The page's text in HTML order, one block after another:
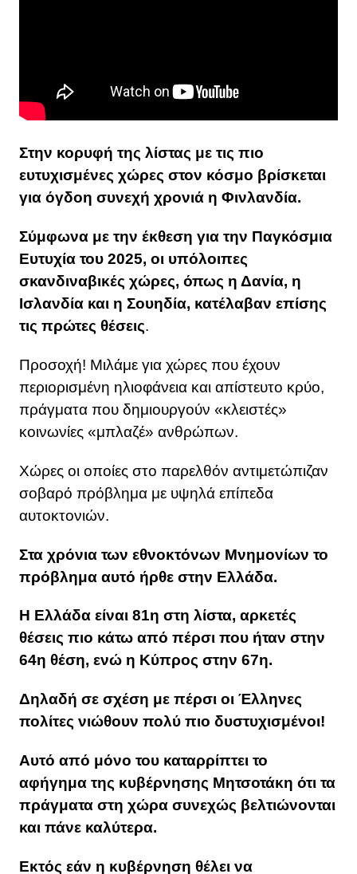
Στην κορυφή της λίστας με τις πιο
ευτυχισμένες χώρες στον κόσμο βρίσκεται
για όγδοη συνεχή χρονιά η Φινλανδία.
Σύμφωνα με την έκθεση για την Παγκόσμια
Ευτυχία του 2025, οι υπόλοιπες
σκανδιναβικές χώρες, όπως η Δανία, η
Ισλανδία και η Σουηδία, κατέλαβαν επίσης
τις πρώτες θέσεις.
Προσοχή! Μιλάμε για χώρες που έχουν
περιορισμένη ηλιοφάνεια και απίστευτο κρύο,
πράγματα που δημιουργούν «κλειστές»
κοινωνίες «μπλαζέ» ανθρώπων.
Χώρες οι οποίες στο παρελθόν αντιμετώπιζαν
σοβαρό πρόβλημα με υψηλά επίπεδα
αυτοκτονιών.
Στα χρόνια των εθνοκτόνων Μνημονίων το
πρόβλημα αυτό ήρθε στην Ελλάδα.
Η Ελλάδα είναι 81η στη λίστα, αρκετές
θέσεις πιο κάτω από πέρσι που ήταν στην
64η θέση, ενώ η Κύπρος στην 67η.
Δηλαδή σε σχέση με πέρσι οι Έλληνες
πολίτες νιώθουν πολύ πιο δυστυχισμένοι!
Αυτό από μόνο του καταρρίπτει το
αφήγημα της κυβέρνησης Μητσοτάκη ότι τα
πράγματα στη χώρα συνεχώς βελτιώνονται
και πάνε καλύτερα.
Εκτός εάν η κυβέρνηση θέλει να